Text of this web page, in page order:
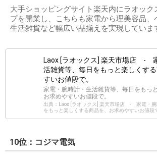
大手ショッピングサイト楽天内にラオック
プを開業し、こちらも家電から理美容品、
生活雑貨など幅広い品揃えを実現していま
Laox [ラオックス] 楽天市場店 -
活雑貨等、毎日をもっと楽しくす
すいお値段で。
家電・腕時計・生活雑貨等、毎日をもっ
お求めやすいお値段で。
出典：Laox [ラオックス] 楽天市場店 - 家電・腕
をもっと楽しくする商品を、お求めやすいお値段
10位：コジマ電気